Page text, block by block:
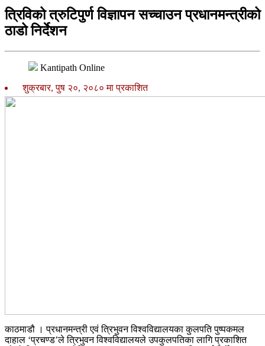
त्रिविको त्रुटिपुर्ण विज्ञापन सच्चाउन प्रधानमन्त्रीको
ठाडो निर्देशन
Kantipath Online
शुक्रबार, पुष २०, २०८० मा प्रकाशित
काठमाडौ । प्रधानमन्त्री एवं त्रिभुवन विश्वविद्यालयका कुलपति पुष्पकमल
दाहाल ‘प्रचण्ड’ले त्रिभुवन विश्वविद्यालयले उपकुलपतिका लागि प्रकाशित